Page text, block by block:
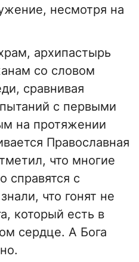
несмотря на
архипастырь
со словом
сравнивая
с первыми
на протяжении
Православная
что многие
справятся с
что гонят не
который есть в
сердце. А Бога